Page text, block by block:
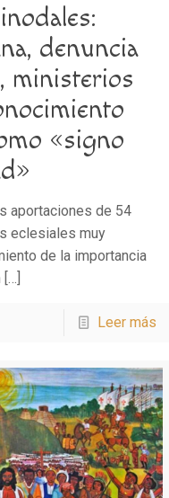
denuncia
ministerios
«signo
aportaciones de 54
eclesiales muy
de la importancia
[…]
Leer más